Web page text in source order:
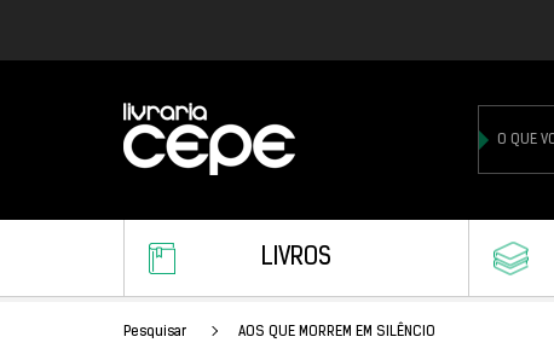
LIVROS
Pesquisar AOS QUE MORREM EM SILÊNCIO